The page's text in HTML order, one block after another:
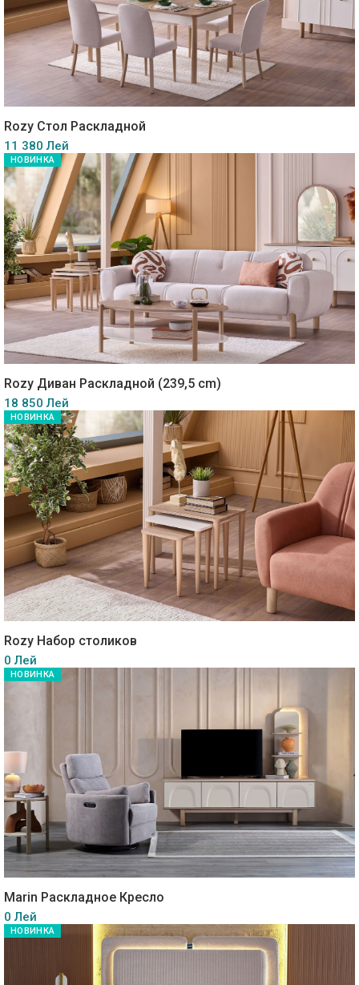
Rozy Стол Раскладной
11 380 Лей
НОВИНКА
Rozy Диван Раскладной (239,5 cm)
18 850 Лей
НОВИНКА
Rozy Набор столиков
0 Лей
НОВИНКА
Marin Раскладное Кресло
0 Лей
НОВИНКА